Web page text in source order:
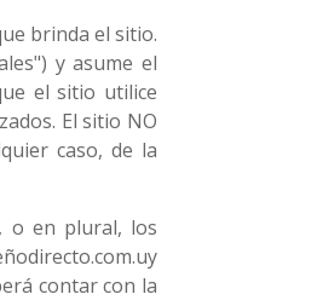
brinda el sitio.
y asume el
el sitio utilice
El sitio NO
caso, de la
o en plural, los
contar con la